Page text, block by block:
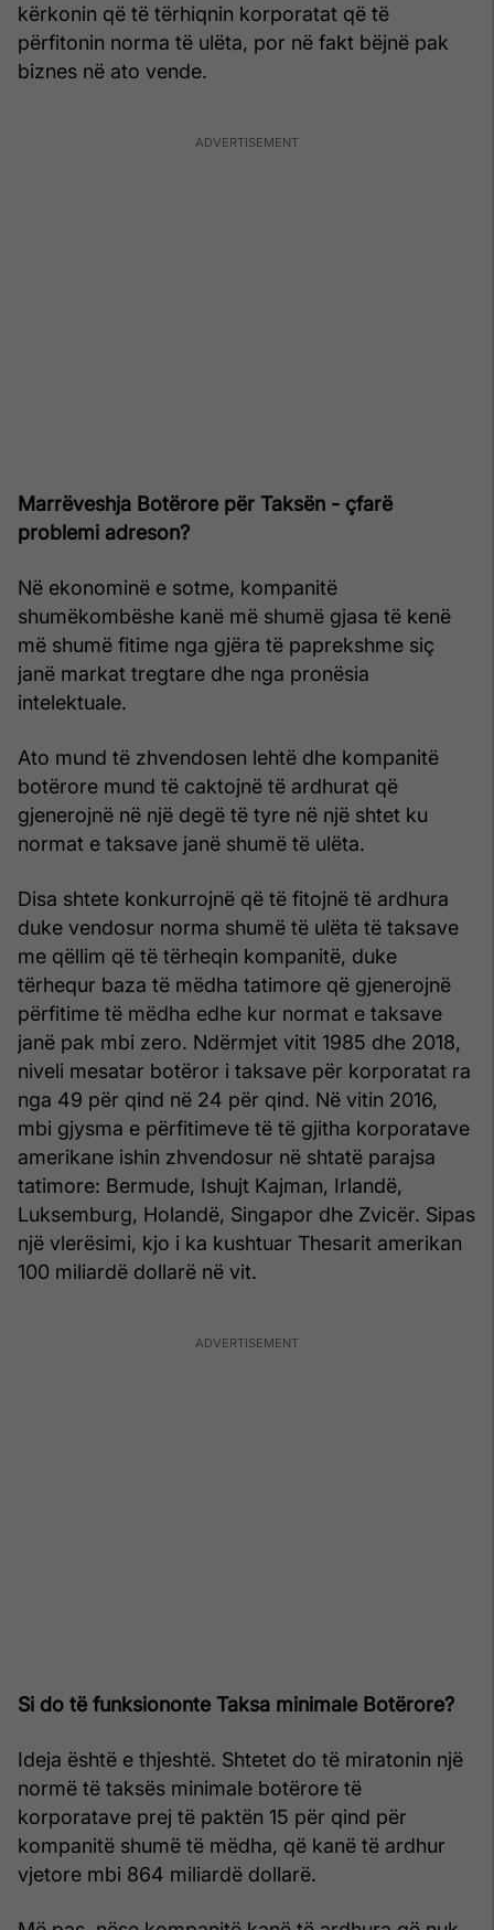
kërkonin që të tërhiqnin korporatat që të
përfitonin norma të ulëta, por në fakt bëjnë pak
biznes në ato vende.
Marrëveshja Botërore për Taksën - çfarë
problemi adreson?
Në ekonominë e sotme, kompanitë
shumëkombëshe kanë më shumë gjasa të kenë
më shumë fitime nga gjëra të paprekshme siç
janë markat tregtare dhe nga pronësia
intelektuale.
Ato mund të zhvendosen lehtë dhe kompanitë
botërore mund të caktojnë të ardhurat që
gjenerojnë në një degë të tyre në një shtet ku
normat e taksave janë shumë të ulëta.
Disa shtete konkurrojnë që të fitojnë të ardhura
duke vendosur norma shumë të ulëta të taksave
me qëllim që të tërheqin kompanitë, duke
tërhequr baza të mëdha tatimore që gjenerojnë
përfitime të mëdha edhe kur normat e taksave
janë pak mbi zero. Ndërmjet vitit 1985 dhe 2018,
niveli mesatar botëror i taksave për korporatat ra
nga 49 për qind në 24 për qind. Në vitin 2016,
mbi gjysma e përfitimeve të të gjitha korporatave
amerikane ishin zhvendosur në shtatë parajsa
tatimore: Bermude, Ishujt Kajman, Irlandë,
Luksemburg, Holandë, Singapor dhe Zvicër. Sipas
një vlerësimi, kjo i ka kushtuar Thesarit amerikan
100 miliardë dollarë në vit.
Si do të funksiononte Taksa minimale Botërore?
Ideja është e thjeshtë. Shtetet do të miratonin një
normë të taksës minimale botërore të
korporatave prej të paktën 15 për qind për
kompanitë shumë të mëdha, që kanë të ardhur
vjetore mbi 864 miliardë dollarë.